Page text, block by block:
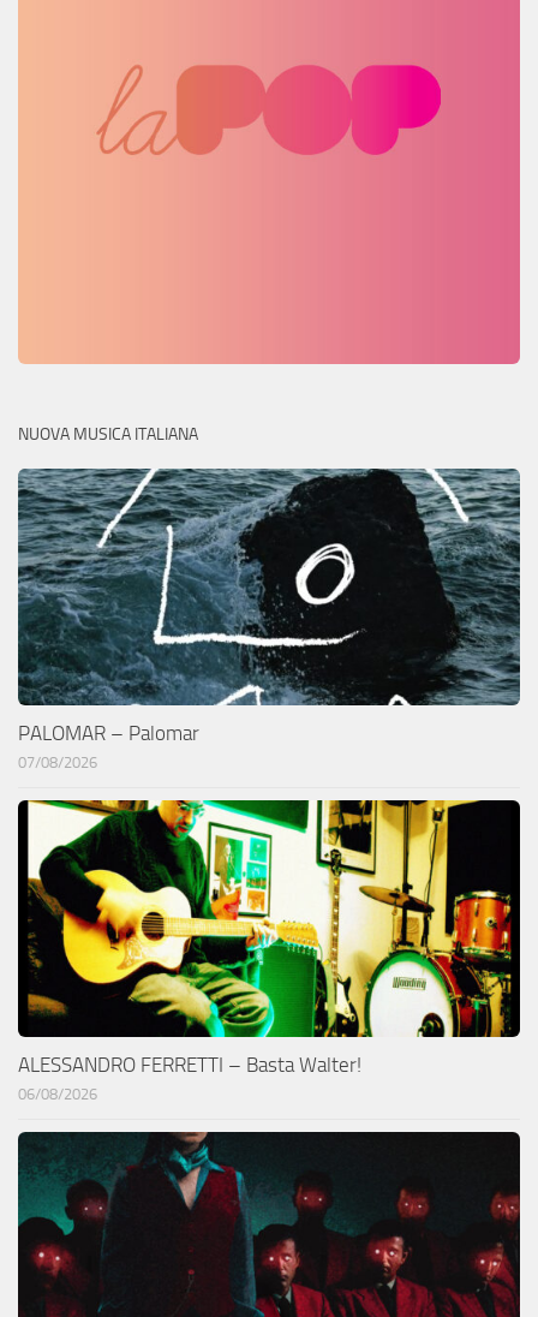
NUOVA MUSICA ITALIANA
PALOMAR – Palomar
07/08/2026
ALESSANDRO FERRETTI – Basta Walter!
06/08/2026